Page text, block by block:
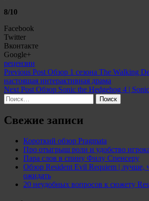
8/10
Facebook
Twitter
Вконтакте
Google+
Categories:
рецензии
Навигация
по
записям
Previous Post Обзор 1 сезона The Walking
настоящая интерактивная драма
Next Post Обзор Sonic the Hedgehog 4 |
Найти:
Свежие записи
Короткий обзор Pragmata
Про отыгрыш роли и удобство
Пара слов в спину Филу Спенсеру
Обзор Resident Evil Requiem |
ожидать
20 неудобных вопросов к сюжету